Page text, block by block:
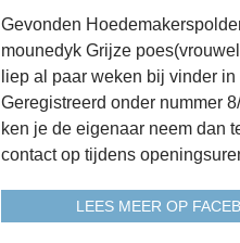
Gevonden
mounedyk Grijze
liep al paar weken bij vinder in
Geregistreerd onder nummer
ken je de eigenaar neem dan
contact op tijdens
LEES MEER OP